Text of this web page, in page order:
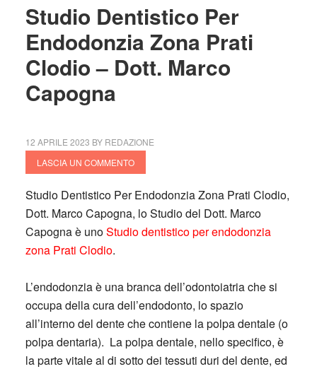
Studio Dentistico Per
Endodonzia Zona Prati
Clodio – Dott. Marco
Capogna
12 APRILE 2023 BY REDAZIONE
LASCIA UN COMMENTO
Studio Dentistico Per Endodonzia Zona Prati Clodio,
Dott. Marco Capogna, lo Studio del Dott. Marco
Capogna è unoStudio dentistico per endodonzia
zona Prati Clodio.
L’endodonzia è una branca dell’odontoiatria che si
occupa della cura dell’endodonto, lo spazio
all’interno del dente che contiene la polpa dentale (o
polpa dentaria). La polpa dentale, nello specifico, è
la parte vitale al di sotto dei tessuti duri del dente, ed